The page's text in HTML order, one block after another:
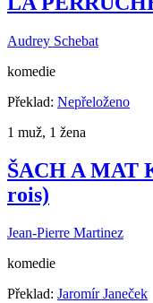
Audrey Schebat
komedie
Překlad: Nepřeloženo
1 muž, 1 žena
ŠACH A MAT
rois)
Jean-Pierre Martinez
komedie
Překlad: Jaromír Janeček